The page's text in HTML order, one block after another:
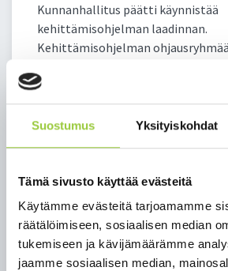
Suostumus Yksityiskohdat
Tämä sivusto käyttää evästeitä
Käytämme evästeitä tarjoamamme
räätälöimiseen, sosiaalisen median
tukemiseen ja kävijämäärämme
jaamme sosiaalisen median,
Kunnanhallitus päätti käynnistää
kehittämisohjelman laadinnan.
Kehittämisohjelman
kunnanhallituksen puheenjohtaja,
kunnanvaltuuston puheenjohtaja
viranhaltijoiden edustajiksi
henkilöstön edustajia ja
asiantuntijoita.
Ohjausryhmän tehtävänä on
kehittämisohjelma, joka sisältää
esityksiä ja toimenpiteitä talouden